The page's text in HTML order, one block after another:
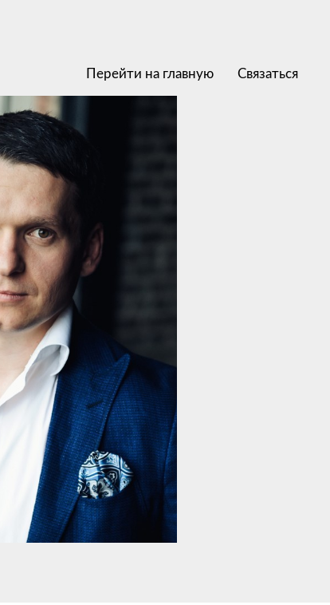
Перейти на главную Связаться